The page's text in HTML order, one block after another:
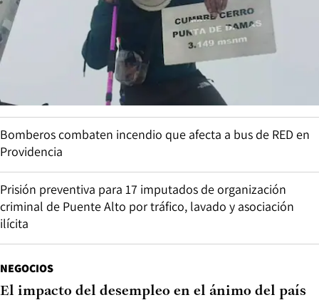
Bomberos combaten incendio que afecta a bus de RED en
Providencia
Prisión preventiva para 17 imputados de organización
criminal de Puente Alto por tráfico, lavado y asociación
ilícita
NEGOCIOS
El impacto del desempleo en el ánimo del país